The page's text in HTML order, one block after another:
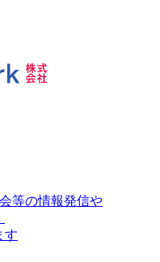
等の情報発信や
す